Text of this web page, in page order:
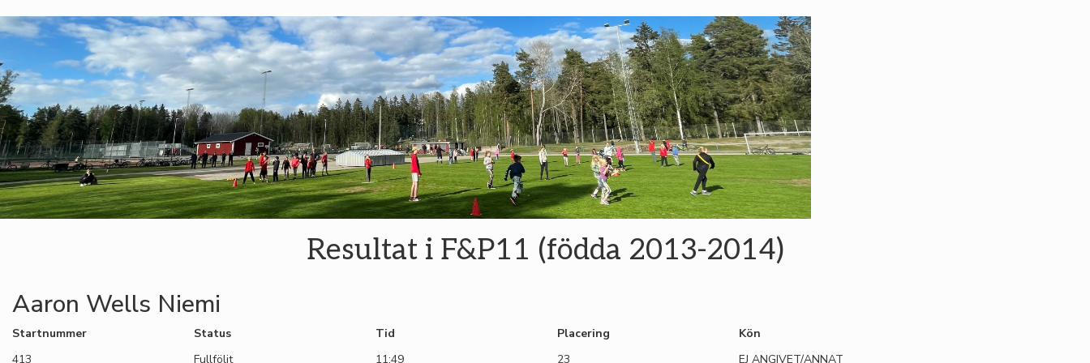
Resultat i F&P11 (födda 2013-2014)
Aaron Wells Niemi
Startnummer
413
Status
Fullföljt
Tid
11:49
Placering
23
Kön
EJ ANGIVET/ANNAT